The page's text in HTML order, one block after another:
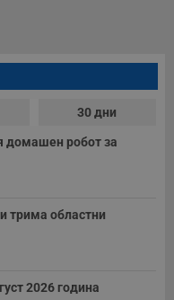
30 дни
домашен робот за
трима областни
2026 година